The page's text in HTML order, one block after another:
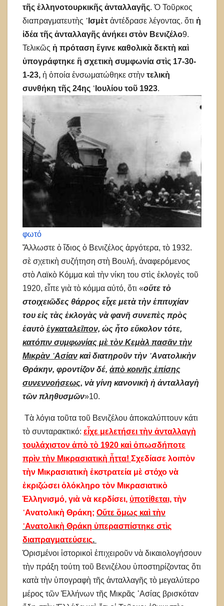
τῆς ἑλληνοτουρκικῆς ἀνταλλαγῆς. Ὁ Τοῦρκος
διαπραγματευτὴς ᾿Ισμὲτ ἀντέδρασε λέγοντας. ὅτι ἡ
ἰδέα τῆς ἀνταλλαγῆς ἀνήκει στὸν Βενιζέλο9.
Τελικῶς ἡ πρόταση ἔγινε καθολικὰ δεκτὴ καὶ
ὑπογράφτηκε ἢ σχετικὴ συμφωνία στὶς 17-30-
1-23, ἡ ὁποία ἐνσωματώθηκε στὴν τελικὴ
συνθήκη τῆς 24ης ᾿Ιουλίου τοῦ 1923.
φωτό
Ἄλλωστε ὁ ἴδιος ὁ Βενιζέλος ἀργότερα, τὸ 1932.
σὲ σχετικὴ συζήτηση στὴ Βουλή, ἀναφερόμενος
στὸ Λαϊκὸ Κόμμα καὶ τὴν νίκη του στὶς ἐκλογὲς τοῦ
1920, εἶπε γιὰ τὸ κόμμα αὐτό, ὅτι «οὔτε τὸ
στοιχειῶδες θάρρος εἶχε μετὰ τὴν ἐπιτυχίαν
του εἰς τὰς ἐκλογὰς νὰ φανῆ συνεπὲς πρὸς
ἑαυτὸ ἐγκαταλεῖπον, ὡς ἦτο εὔκολον τότε,
κατόπιν συμφωνίας μὲ τὸν Κεμὰλ πασᾶν τὴν
Μικρὰν ᾿Ασίαν καὶ διατηροῦν τὴν ᾿Ανατολικὴν
Θράκην, φροντίζον δέ, ἀπὸ κοινῆς ἐπίσης
συνεννοήσεως, νὰ γίνη κανονικὴ ἡ ἀνταλλαγὴ
τῶν πληθυσμῶν»10.
Τὰ λόγια τοῦτα τοῦ Βενιζέλου ἀποκαλύπτουν κάτι
τὸ συνταρακτικό: εἶχε μελετήσει τὴν ἀνταλλαγὴ
τουλάχιστον ἀπὸ τὸ 1920 καὶ ὁπωσδήποτε
πρὶν τὴν Μικρασιατικὴ ἧττα! Σχεδίασε λοιπὸν
τὴν Μικρασιατικὴ ἐκστρατεία μὲ στόχο νὰ
ἐκριζώσει ὁλόκληρο τὸν Μικρασιατικὸ
Ἑλληνισμό, γιὰ νὰ κερδίσει, ὑποτίθεται, τὴν
᾿Ανατολικὴ Θράκη; Οὔτε ὅμως καὶ τὴν
᾿Ανατολικὴ Θράκη ὑπερασπίστηκε στὶς
διαπραγματεύσεις.
Ὁρισμένοι ἱστορικοὶ ἐπιχειροῦν νὰ δικαιολογήσουν
τὴν πράξη τούτη τοῦ Βενιζέλου ὑποστηρίζοντας ὅτι
κατὰ τὴν ὑπογραφὴ τῆς ἀνταλλαγῆς τὸ μεγαλύτερο
μέρος τῶν Ἑλλήνων τῆς Μικρᾶς ᾿Ασίας βρισκόταν